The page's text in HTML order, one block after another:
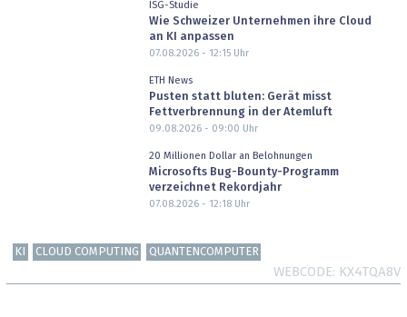
ISG-Studie
Wie Schweizer Unternehmen ihre Cloud
an KI anpassen
07.08.2026 - 12:15Uhr
ETH News
Pusten statt bluten: Gerät misst
Fettverbrennung in der Atemluft
09.08.2026 - 09:00 Uhr
20 Millionen Dollar an Belohnungen
Microsofts Bug-Bounty-Programm
verzeichnet Rekordjahr
07.08.2026 - 12:18Uhr
KI CLOUD COMPUTING QUANTENCOMPUTER
WEBCODE KX4TQA8V